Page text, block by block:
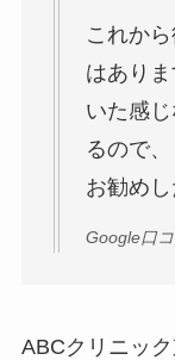
これか
はあり
いた感
るので
お勧めし
Google口
ABCクリニッ